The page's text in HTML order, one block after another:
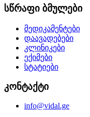
სწრაფი ბმულები
მედიკამენტები
დაავადებები
კლინიკები
ექიმები
სტატიები
კონტაქტი
info@vidal.ge